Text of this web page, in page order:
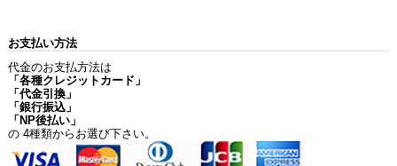
お支払い方法
代金のお支払方法は
「各種クレジットカード」
「代金引換」
「銀行振込」
「NP後払い」
の 4種類からお選び下さい。